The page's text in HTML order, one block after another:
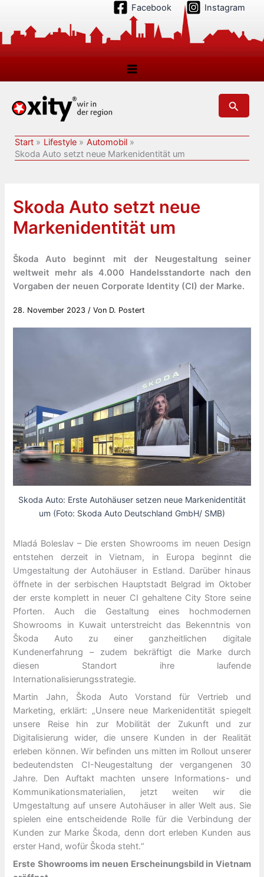
springen
Facebook Instagram
Suchen
Start Lifestyle
Automobil
Skoda Auto setzt neue Markenidentität um
Skoda Auto setzt neue
Markenidentität um
Škoda Auto beginnt mit der Neugestaltung seiner
weltweit mehr als 4.000 Handelsstandorte nach den
Vorgaben der neuen Corporate Identity (CI) der Marke.
28. November 2023 / Von D. Postert
Skoda Auto: Erste Autohäuser setzen neue Markenidentität
um (Foto: Skoda Auto Deutschland GmbH/ SMB)
Mladá Boleslav – Die ersten Showrooms im neuen Design
entstehen derzeit in Vietnam, in Europa beginnt die
Umgestaltung der Autohäuser in Estland. Darüber hinaus
öffnete in der serbischen Hauptstadt Belgrad im Oktober
der erste komplett in neuer CI gehaltene City Store seine
Pforten. Auch die Gestaltung eines hochmodernen
Showrooms in Kuwait unterstreicht das Bekenntnis von
Škoda Auto zu einer ganzheitlichen digitale
Kundenerfahrung – zudem bekräftigt die Marke durch
diesen Standort ihre laufende
Internationalisierungsstrategie.
Martin Jahn, Škoda Auto Vorstand für Vertrieb und
Marketing, erklärt: „Unsere neue Markenidentität spiegelt
unsere Reise hin zur Mobilität der Zukunft und zur
Digitalisierung wider, die unsere Kunden in der Realität
erleben können. Wir befinden uns mitten im Rollout unserer
bedeutendsten CI-Neugestaltung der vergangenen 30
Jahre. Den Auftakt machten unsere Informations- und
Kommunikationsmaterialien, jetzt weiten wir die
Umgestaltung auf unsere Autohäuser in aller Welt aus. Sie
spielen eine entscheidende Rolle für die Verbindung der
Kunden zur Marke Škoda, denn dort erleben Kunden aus
erster Hand, wofür Škoda steht.“
Erste Showrooms im neuen Erscheinungsbild in Vietnam